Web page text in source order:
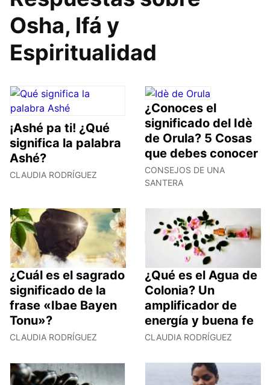
Osha, Ifá y
Espiritualidad
¡Ashé pa ti! ¿Qué
significa la palabra
Ashé?
CLAUDIA RODRÍGUEZ
¿Conoces el
significado del Idè
de Orula? 5 Cosas
que debes conocer
CONSEJOS DE UNA
SANTERA
¿Cuál es el sagrado
significado de la
frase «Ibae Bayen
Tonu»?
CLAUDIA RODRÍGUEZ
¿Qué es el Agua de
Colonia? Un
amplificador de
energía y buena fe
CLAUDIA RODRÍGUEZ